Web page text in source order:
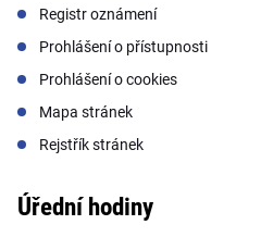
Registr oznámení
Prohlášení o přístupnosti
Prohlášení o cookies
Mapa stránek
Rejstřík stránek
Úřední hodiny